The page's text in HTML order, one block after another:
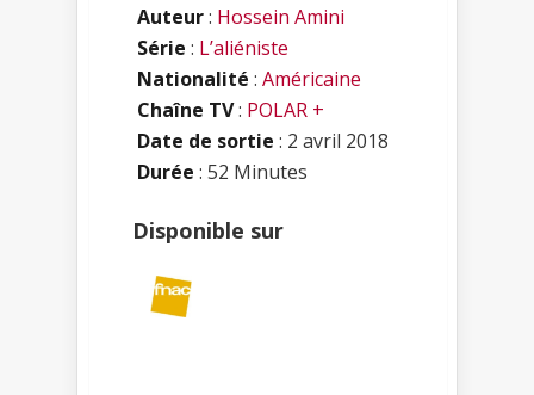
Auteur: Hossein Amini
Série : L’aliéniste
Nationalité : Américaine
Chaîne TV: POLAR +
Date de sortie : 2 avril 2018
Durée : 52 Minutes
Disponible sur